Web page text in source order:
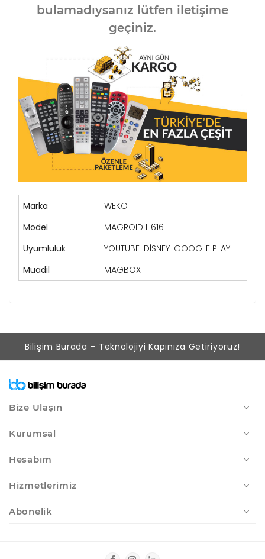
bulamadıysanız lütfen iletişime
geçiniz.
Marka
WEKO
Model
MAGROID H616
Uyumluluk
YOUTUBE-DİSNEY-GOOGLE PLAY
Muadil
MAGBOX
Bilişim Burada – Teknolojiyi Kapınıza Getiriyoruz!
Bize Ulaşın
Kurumsal
Hesabım
Hizmetlerimiz
Abonelik